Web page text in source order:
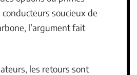
conducteurs soucieux de
l’argument fait
les retours sont